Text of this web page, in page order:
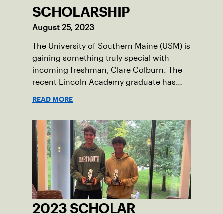
SCHOLARSHIP
August 25, 2023
The University of Southern Maine (USM) is
gaining something truly special with
incoming freshman, Clare Colburn. The
recent Lincoln Academy graduate has
Damariscotta, ME and those around her
throughout her childhood.
READ MORE
2023 SCHOLAR